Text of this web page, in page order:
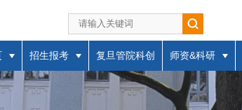
招生报考 复旦管院科创 师资&科研